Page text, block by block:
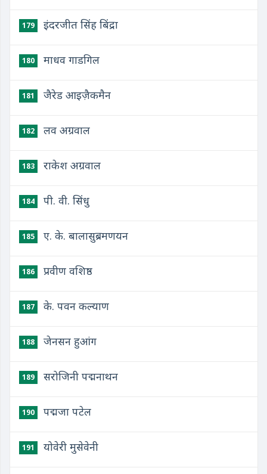
179 इंदरजीत सिंह बिंद्रा
180 माधव गाडगिल
181 जैरेड आइज़ैकमैन
182 लव अग्रवाल
183 राकेश अग्रवाल
184 पी. वी. सिंधु
185 ए. के. बालासुब्रमणयन
186 प्रवीण वशिष्ठ
187 के. पवन कल्याण
188 जेनसन हुआंग
189 सरोजिनी पद्मनाथन
190 पद्मजा पटेल
191 योवेरी मुसेवेनी